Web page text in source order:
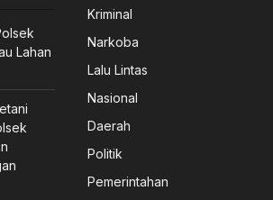
Lahan
Kriminal
Narkoba
Lalu Lintas
Nasional
Daerah
Politik
Pemerintahan